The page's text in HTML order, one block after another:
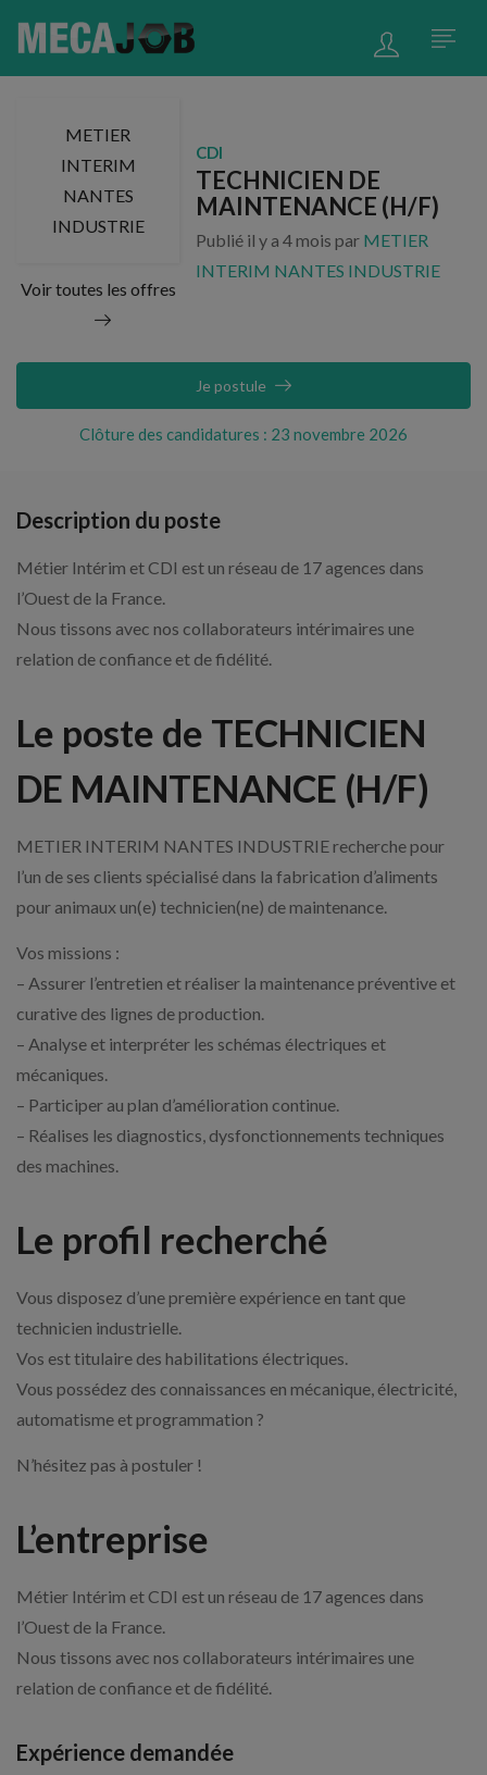
METIER
INTERIM
NANTES
INDUSTRIE
Voir toutes les offres
CDI
TECHNICIEN DE
MAINTENANCE (H/F)
Publié il y a 4 mois par METIER
INTERIM NANTES INDUSTRIE
Clôture des candidatures : 23 novembre 2026
Je postule
Description du poste
Métier Intérim et CDI est un réseau de 17 agences dans
l’Ouest de la France.
Nous tissons avec nos collaborateurs intérimaires une
relation de confiance et de fidélité.
Le poste de TECHNICIEN
DE MAINTENANCE (H/F)
METIER INTERIM NANTES INDUSTRIE recherche pour
l’un de ses clients spécialisé dans la fabrication d’aliments
pour animaux un(e) technicien(ne) de maintenance.
Vos missions :
– Assurer l’entretien et réaliser la maintenance préventive et
curative des lignes de production.
– Analyse et interpréter les schémas électriques et
mécaniques.
– Participer au plan d’amélioration continue.
– Réalises les diagnostics, dysfonctionnements techniques
des machines.
Le profil recherché
Vous disposez d’une première expérience en tant que
technicien industrielle.
Vos est titulaire des habilitations électriques.
Vous possédez des connaissances en mécanique, électricité,
automatisme et programmation ?
N’hésitez pas à postuler !
L’entreprise
Métier Intérim et CDI est un réseau de 17 agences dans
l’Ouest de la France.
Nous tissons avec nos collaborateurs intérimaires une
relation de confiance et de fidélité.
Expérience demandée